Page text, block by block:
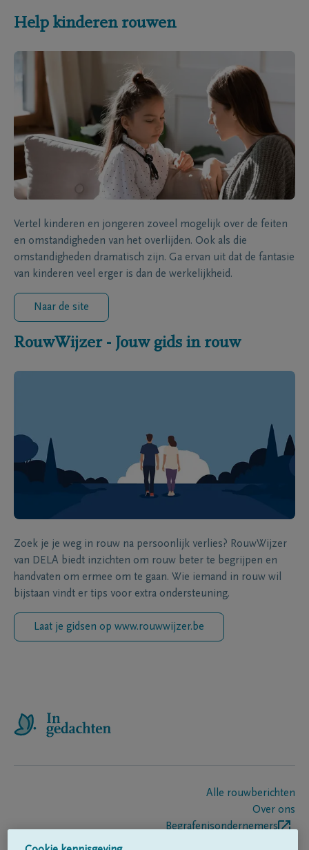
Help kinderen rouwen
Vertel kinderen en jongeren zoveel mogelijk over de feiten
en omstandigheden van het overlijden. Ook als die
omstandigheden dramatisch zijn. Ga ervan uit dat de fantasie
van kinderen veel erger is dan de werkelijkheid.
Naar de site
RouwWijzer - Jouw gids in rouw
Zoek je je weg in rouw na persoonlijk verlies? RouwWijzer
van DELA biedt inzichten om rouw beter te begrijpen en
handvaten om ermee om te gaan. Wie iemand in rouw wil
bijstaan vindt er tips voor extra ondersteuning.
Laat je gidsen op www.rouwwijzer.be
Alle rouwberichten
Over ons
Begrafenisondernemers